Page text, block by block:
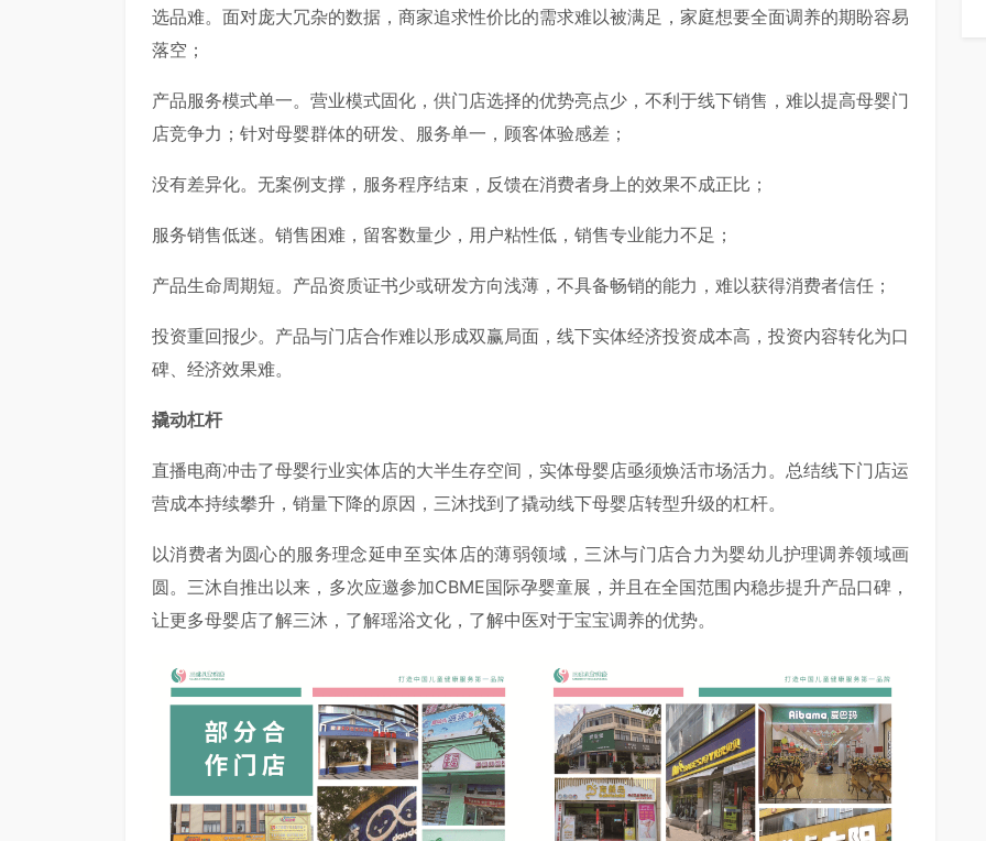
选品难。面对庞大冗杂的数据，商家追求性价比的需求难以被满足，家庭想要全面调养的期盼容易
落空；
产品服务模式单一。营业模式固化，供门店选择的优势亮点少，不利于线下销售，难以提高母婴门
店竞争力；针对母婴群体的研发、服务单一，顾客体验感差；
没有差异化。无案例支撑，服务程序结束，反馈在消费者身上的效果不成正比；
服务销售低迷。销售困难，留客数量少，用户粘性低，销售专业能力不足；
产品生命周期短。产品资质证书少或研发方向浅薄，不具备畅销的能力，难以获得消费者信任；
投资重回报少。产品与门店合作难以形成双赢局面，线下实体经济投资成本高，投资内容转化为口
碑、经济效果难。
撬动杠杆
直播电商冲击了母婴行业实体店的大半生存空间，实体母婴店亟须焕活市场活力。总结线下门店运
营成本持续攀升，销量下降的原因，三沐找到了撬动线下母婴店转型升级的杠杆。
以消费者为圆心的服务理念延申至实体店的薄弱领域，三沐与门店合力为婴幼儿护理调养领域画
圆。三沐自推出以来，多次应邀参加CBME国际孕婴童展，并且在全国范围内稳步提升产品口碑，
让更多母婴店了解三沐，了解瑶浴文化，了解中医对于宝宝调养的优势。